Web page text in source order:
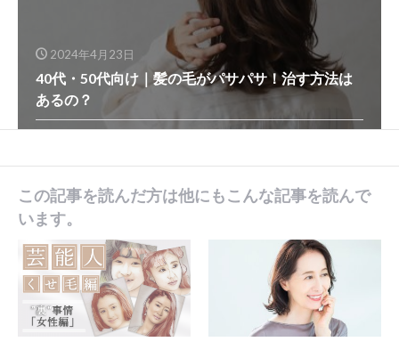
2024年4月23日
40代・50代向け｜髪の毛がパサパサ！治す方法は
あるの？
この記事を読んだ方は他にもこんな記事を読んで
います。